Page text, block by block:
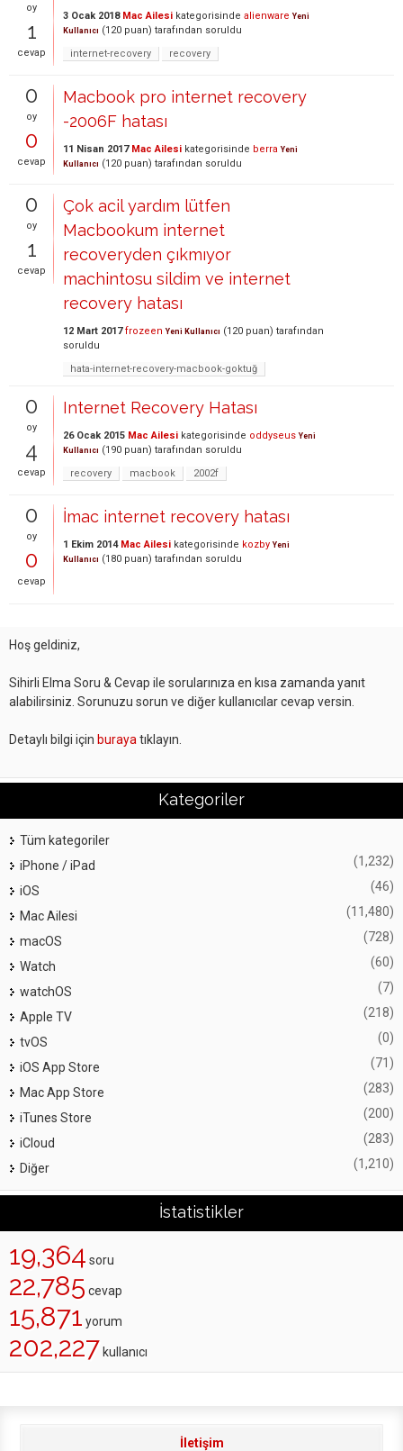
oy
1
cevap
3 Ocak 2018 Mac Ailesi kategorisinde alienware Yeni
Kullanıcı (120 puan) tarafından soruldu
internet-recovery
recovery
0
oy
0
cevap
Macbook pro internet recovery
-2006F hatası
11 Nisan 2017 Mac Ailesi kategorisinde berra Yeni
Kullanıcı (120 puan) tarafından soruldu
0
oy
1
cevap
Çok acil yardım lütfen
Macbookum internet
recoveryden çıkmıyor
machintosu sildim ve internet
recovery hatası
12 Mart 2017 frozeen Yeni Kullanıcı (120 puan) tarafından
soruldu
hata-internet-recovery-macbook-goktuğ
0
oy
4
cevap
Internet Recovery Hatası
26 Ocak 2015 Mac Ailesi kategorisinde oddyseus Yeni
Kullanıcı (190 puan) tarafından soruldu
recovery
macbook 2002f
0
oy
0
cevap
İmac internet recovery hatası
1 Ekim 2014 Mac Ailesi kategorisinde kozby Yeni
Kullanıcı (180 puan) tarafından soruldu
Hoş geldiniz,
Sihirli Elma Soru & Cevap ile sorularınıza en kısa zamanda yanıt
alabilirsiniz. Sorunuzu sorun ve diğer kullanıcılar cevap versin.
Detaylı bilgi için buraya tıklayın.
Kategoriler
Tüm kategoriler
iPhone / iPad
(1,232)
iOS (46)
Mac Ailesi (11,480)
macOS (728)
Watch (60)
watchOS (7)
Apple TV (218)
tvOS (0)
iOS App Store (71)
Mac App Store (283)
iTunes Store (200)
iCloud (283)
Diğer (1,210)
İstatistikler
19,364 soru
22,785 cevap
15,871 yorum
202,227 kullanıcı
İletişim